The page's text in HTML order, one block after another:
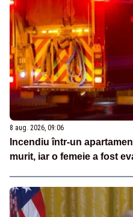
8 aug. 2026, 09:06
Incendiu într-un
murit, iar o femeie a fost